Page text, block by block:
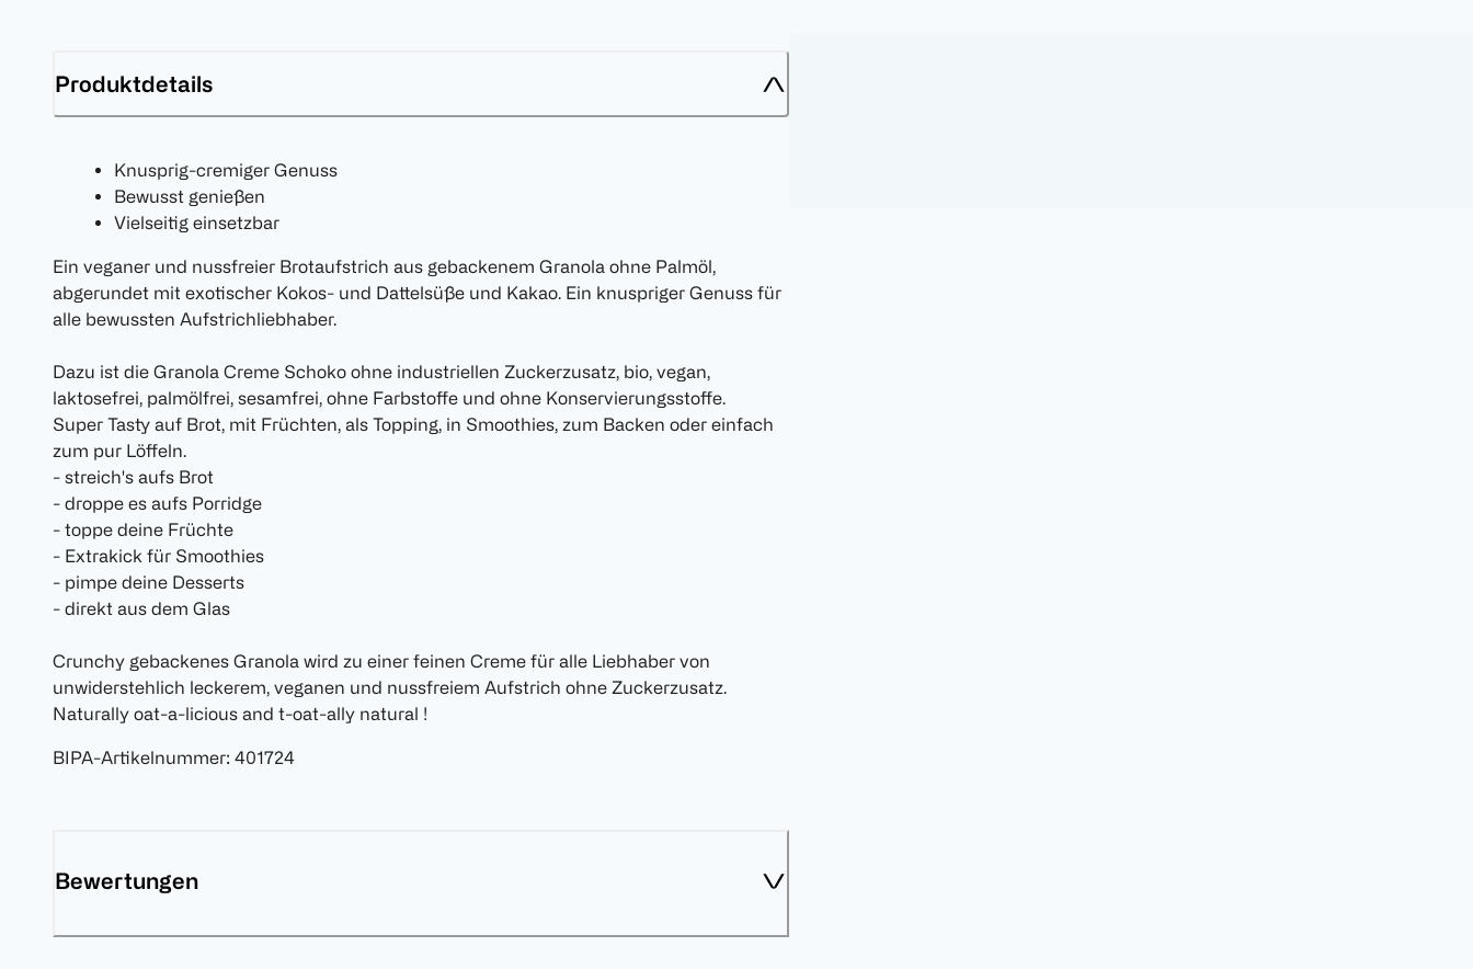
Produktdetails
Knusprig-cremiger Genuss
Bewusst genießen
Vielseitig einsetzbar
Ein veganer und nussfreier Brotaufstrich aus gebackenem Granola ohne Palmöl,
abgerundet mit exotischer Kokos- und Dattelsüße und Kakao. Ein knuspriger Genuss für
alle bewussten Aufstrichliebhaber.
Dazu ist die Granola Creme Schoko ohne industriellen Zuckerzusatz, bio, vegan,
laktosefrei, palmölfrei, sesamfrei, ohne Farbstoffe und ohne Konservierungsstoffe.
Super Tasty auf Brot, mit Früchten, als Topping, in Smoothies, zum Backen oder einfach
zum pur Löffeln.
- streich's aufs Brot
- droppe es aufs Porridge
- toppe deine Früchte
- Extrakick für Smoothies
- pimpe deine Desserts
- direkt aus dem Glas
Crunchy gebackenes Granola wird zu einer feinen Creme für alle Liebhaber von
unwiderstehlich leckerem, veganen und nussfreiem Aufstrich ohne Zuckerzusatz.
Naturally oat-a-licious and t-oat-ally natural !
BIPA-Artikelnummer: 401724
Bewertungen